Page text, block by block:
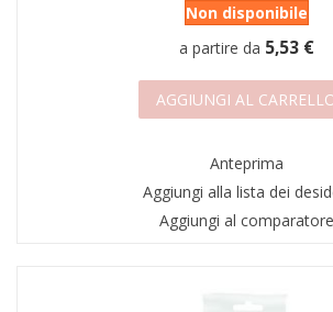
Non disponibile
a partire da 5,53 €
AGGIUNGI AL
Anteprima
Aggiungi alla lista dei
Aggiungi al comparatore